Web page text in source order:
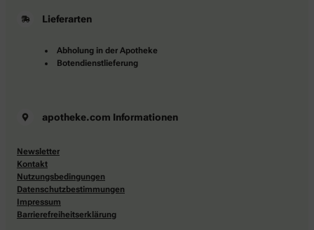
Lieferarten
Abholung in der Apotheke
Botendienstlieferung
apotheke.com Informationen
Newsletter
Kontakt
Nutzungsbedingungen
Datenschutzbestimmungen
Impressum
Barrierefreiheitserklärung